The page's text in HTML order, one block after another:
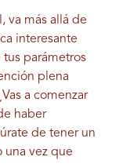
va más allá de
interesante
parámetros
plena
a comenzar
haber
de tener un
una vez que